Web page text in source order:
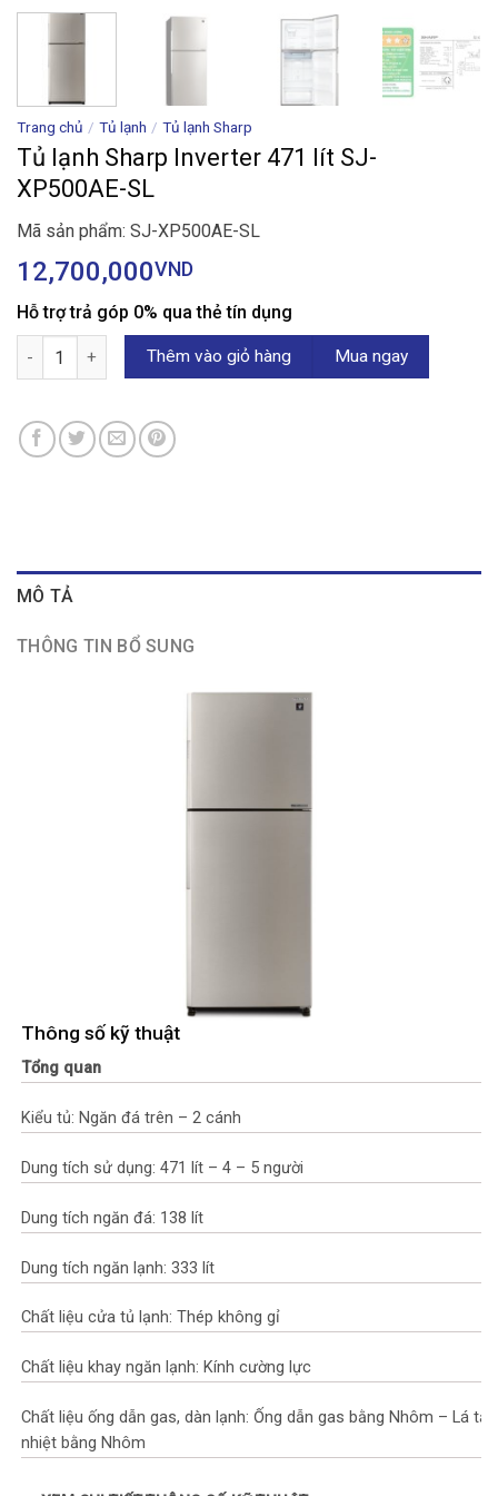
Trang chủ / Tủ lạnh / Tủ lạnh Sharp
Tủ lạnh Sharp Inverter 471 lít SJ-
XP500AE-SL
Mã sản phẩm: SJ-XP500AE-SL
12,700,000VND
Hỗ trợ trả góp 0% qua thẻ tín dụng
Tủ lạnh Sharp Inverter 471 lít SJ-XP500AE-SL số lượng
Thêm vào giỏ hàng Mua ngay
MÔ TẢ
THÔNG TIN BỔ SUNG
Thông số kỹ thuật
Tổng quan
Kiểu tủ: Ngăn đá trên – 2 cánh
Dung tích sử dụng: 471 lít – 4 – 5 người
Dung tích ngăn đá: 138 lít
Dung tích ngăn lạnh: 333 lít
Chất liệu cửa tủ lạnh: Thép không gỉ
Chất liệu khay ngăn lạnh: Kính cường lực
Chất liệu ống dẫn gas, dàn lạnh: Ống dẫn gas bằng Nhôm – Lá tản
nhiệt bằng Nhôm